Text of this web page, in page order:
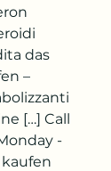
das
–
[…] Call
-
kaufen